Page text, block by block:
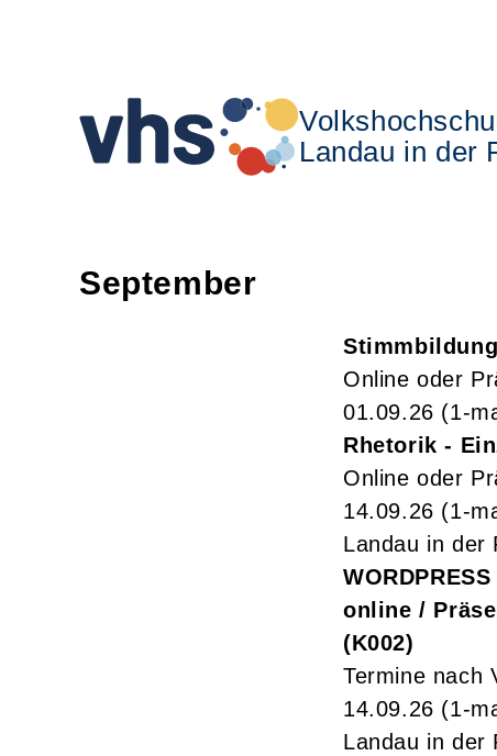
Landau in der
September
Online oder
01.09.26 (1-
Rhetorik -
Online oder
14.09.26 (1-
Landau in der
online /
K002
Termine nach
14.09.26 (1-
Landau in der